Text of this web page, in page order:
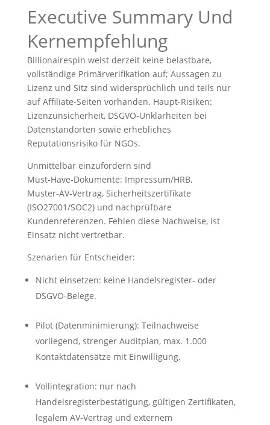
Executive Summary Und
Kernempfehlung
Billionairespin weist derzeit keine belastbare,
vollständige Primärverifikation auf; Aussagen zu
Lizenz und Sitz sind widersprüchlich und teils nur
auf Affiliate‑Seiten vorhanden. Haupt‑Risiken:
Lizenzunsicherheit, DSGVO‑Unklarheiten bei
Datenstandorten sowie erhebliches
Reputationsrisiko für NGOs.
Unmittelbar einzufordern sind
Must‑Have‑Dokumente: Impressum/HRB,
Muster‑AV‑Vertrag, Sicherheitszertifikate
(ISO27001/SOC2) und nachprüfbare
Kundenreferenzen. Fehlen diese Nachweise, ist
Einsatz nicht vertretbar.
Szenarien für Entscheider:
Nicht einsetzen: keine Handelsregister‑ oder
DSGVO‑Belege.
Pilot (Datenminimierung): Teilnachweise
vorliegend, strenger Auditplan, max. 1.000
Kontaktdatensätze mit Einwilligung.
Vollintegration: nur nach
Handelsregisterbestätigung, gültigen Zertifikaten,
legalem AV‑Vertrag und externem